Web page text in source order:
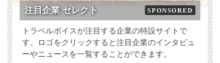
注目企業 セレクト SPONSORED
トラベルボイスが注目する企業の特設サイトで
す。ロゴをクリックすると注目企業のインタビュ
ーやニュースを一覧することができます。